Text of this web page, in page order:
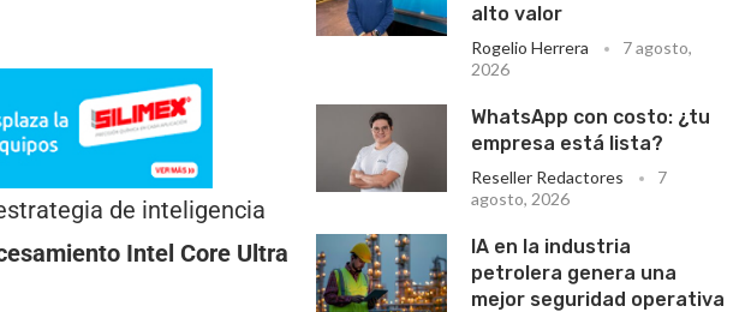
de inteligencia
Intel Core Ultra
alto valor
Rogelio Herrera
7 agosto,
2026
WhatsApp con costo: ¿tu
empresa está lista?
Reseller Redactores
7
agosto, 2026
IA en la industria
petrolera genera una
mejor seguridad operativa